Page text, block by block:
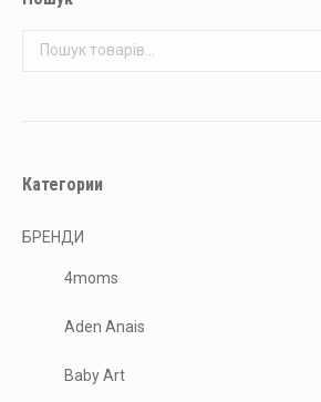
Категории
БРЕНДИ
4moms
Aden Anais
Baby Art